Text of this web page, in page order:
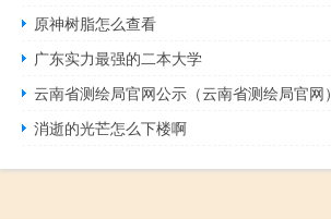
原神树脂怎么查看
广东实力最强的二本大学
云南省测绘局官网公示（云南省测绘局官网）
消逝的光芒怎么下楼啊